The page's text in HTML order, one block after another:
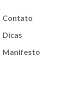
Contato
Dicas
Manifesto